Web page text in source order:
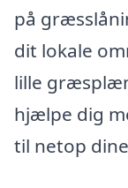
på
dit lokale
lille
hjælpe dig
til netop